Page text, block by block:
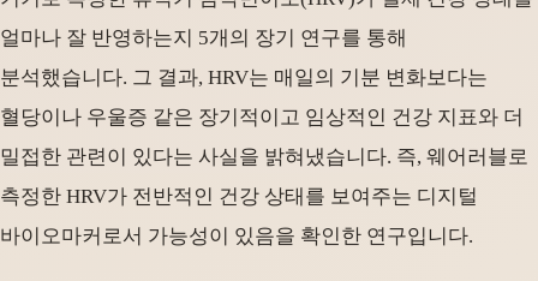
얼마나 잘 반영하는지 5개의 장기 연구를 통해
분석했습니다. 그 결과, HRV는 매일의 기분 변화보다는
혈당이나 우울증 같은 장기적이고 임상적인 건강 지표와 더
밀접한 관련이 있다는 사실을 밝혀냈습니다. 즉, 웨어러블로
측정한 HRV가 전반적인 건강 상태를 보여주는 디지털
바이오마커로서 가능성이 있음을 확인한 연구입니다.